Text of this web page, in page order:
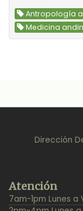
Antropología
Medicina
Dirección
Atención
7am-1pm Lunes a